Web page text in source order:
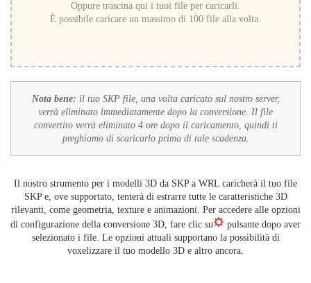
Oppure trascina qui i tuoi file per caricarli.
È possibile caricare un massimo di 100 file alla volta.
Nota bene: il tuo SKP file, una volta caricato sul nostro server,
verrà eliminato immediatamente dopo la conversione. Il file
convertito verrà eliminato 4 ore dopo il caricamento, quindi ti
preghiamo di scaricarlo prima di tale scadenza.
Il nostro strumento per i modelli 3D da SKP a WRL caricherà il tuo file
SKP e, ove supportato, tenterà di estrarre tutte le caratteristiche 3D
rilevanti, come geometria, texture e animazioni. Per accedere alle opzioni
di configurazione della conversione 3D, fare clic su
pulsante dopo aver
selezionato i file. Le opzioni attuali supportano la possibilità di
voxelizzare il tuo modello 3D e altro ancora.